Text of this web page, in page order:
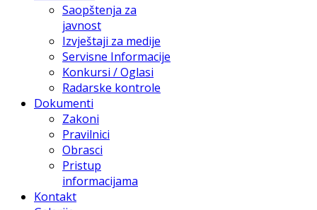
Saopštenja za
javnost
Izvještaji za medije
Servisne Informacije
Konkursi / Oglasi
Radarske kontrole
Dokumenti
Zakoni
Pravilnici
Obrasci
Pristup
informacijama
Kontakt